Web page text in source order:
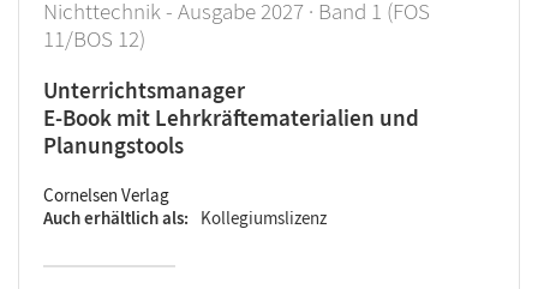
Nichttechnik - Ausgabe 2027 · Band 1 (FOS
11/BOS 12)
Unterrichtsmanager
E-Book mit Lehrkräftematerialien und
Planungstools
Cornelsen Verlag
Auch erhältlich als
Kollegiumslizenz